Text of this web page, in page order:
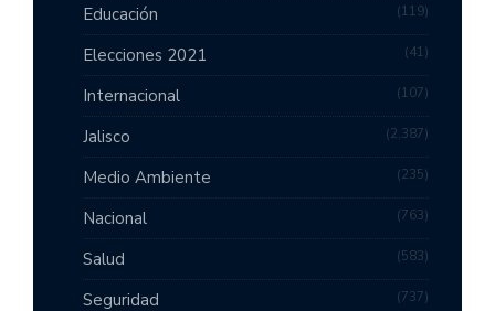
Educación 119
Elecciones 2021 41
Internacional 107
Jalisco 2,387
Medio Ambiente 235
Nacional 763
Salud 583
Seguridad 737